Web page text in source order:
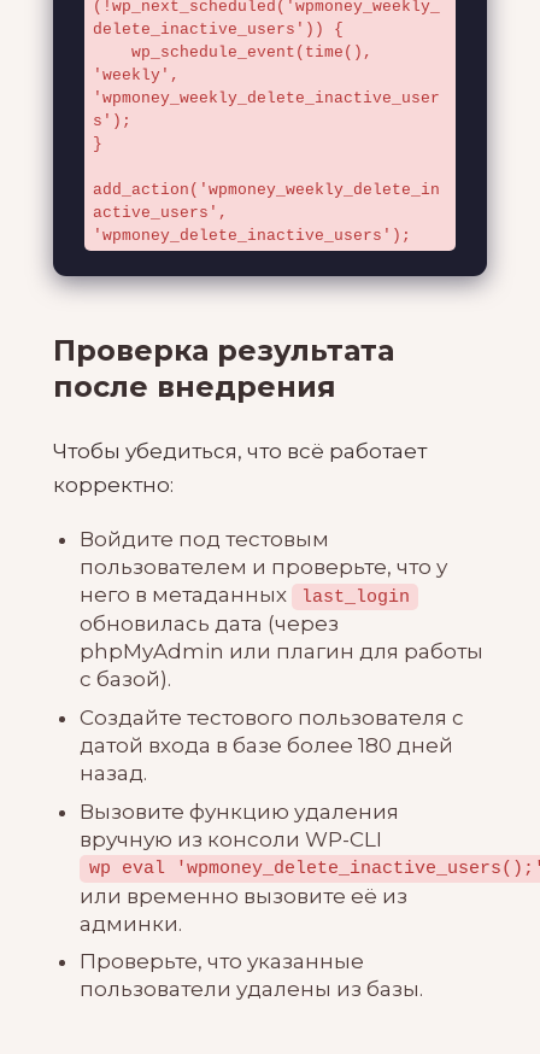
(!wp_next_scheduled('wpmoney_weekly_
delete_inactive_users')) {
'weekly',
'wpmoney_weekly_delete_inactive_user
s');
}
add_action('wpmoney_weekly_delete_in
active_users',
'wpmoney_delete_inactive_users');
Проверка результата
после внедрения
Чтобы убедиться, что всё работает
корректно:
Войдите под тестовым
пользователем и проверьте, что у
него в метаданных
last_login
обновилась дата (через
phpMyAdmin или плагин для работы
с базой).
Создайте тестового пользователя с
датой входа в базе более 180 дней
назад.
Вызовите функцию удаления
вручную из консоли WP-CLI
wp eval
или временно вызовите её из
админки.
Проверьте, что указанные
пользователи удалены из базы.